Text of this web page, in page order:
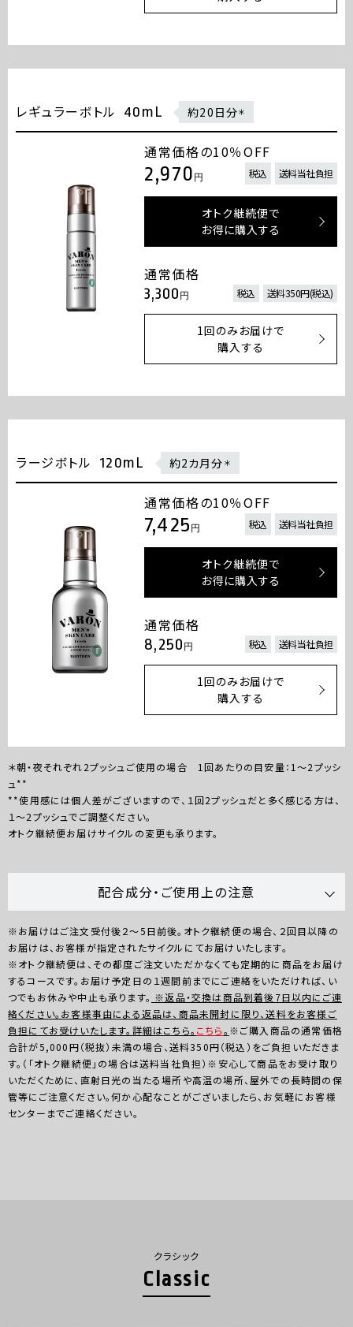
レギュラーボトル 40mL 約20日分＊
通常価格の10％OFF
2,970 円 税込 送料当社負担
オトク継続便で
お得に購入する
通常価格
3,300 円 税込 送料350円(税込)
1回のみお届けで
購入する
ラージボトル 120mL 約2カ月分 ＊
通常価格の10％OFF
7,425 円 税込 送料当社負担
オトク継続便で
お得に購入する
通常価格
8,250 円 税込 送料当社負担
1回のみお届けで
購入する
＊朝・夜それぞれ2プッシュご使用の場合 1回あたりの目安量：1～2プッシ
ュ**
**使用感には個人差がございますので、１回2プッシュだと多く感じる方は、
１～2プッシュでご調整ください。
オトク継続便お届けサイクルの変更も承ります。
配合成分・ご使用上の注意
※お届けはご注文受付後２～5日前後。オトク継続便の場合、２回目以降の
お届けは、お客様が指定されたサイクルにてお届けいたします。
※オトク継続便は、その都度ご注文いただかなくても定期的に商品をお届け
するコースです。お届け予定日の１週間前までにご連絡をいただければ、い
つでもお休みや中止も承ります。 ※返品・交換は商品到着後7日以内にご連
絡ください。お客様事由による返品は、商品未開封に限り、送料をお客様ご
負担にてお受けいたします。詳細はこちら。 こちら。 ※ご購入商品の通常価格
合計が5,000円（税抜）未満の場合、送料350円（税込）をご負担いただきま
す。（「オトク継続便」の場合は送料当社負担）※安心して商品をお受け取り
いただくために、直射日光の当たる場所や高温の場所、屋外での長時間の保
管等にご注意ください。何か心配なことがございましたら、お気軽にお客様
センターまでご連絡ください。
クラシック
Classic